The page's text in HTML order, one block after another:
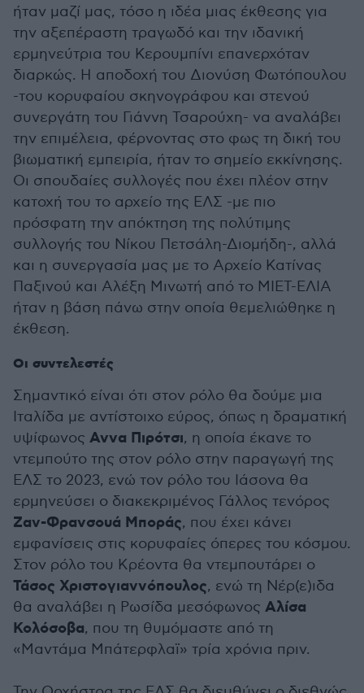
ήταν μαζί μας, τόσο η ιδέα μιας έκθεσης για
την αξεπέραστη τραγωδό και την ιδανική
ερμηνεύτρια του Κερουμπίνι επανερχόταν
διαρκώς. Η αποδοχή του Διονύση Φωτόπουλου
-του κορυφαίου σκηνογράφου και στενού
συνεργάτη του Γιάννη Τσαρούχη- να αναλάβει
την επιμέλεια, φέρνοντας στο φως τη δική του
βιωματική εμπειρία, ήταν το σημείο εκκίνησης.
Οι σπουδαίες συλλογές που έχει πλέον στην
κατοχή του το αρχείο της ΕΛΣ -με πιο
πρόσφατη την απόκτηση της πολύτιμης
συλλογής του Νίκου Πετσάλη-Διομήδη-, αλλά
και η συνεργασία μας με το Αρχείο Κατίνας
Παξινού και Αλέξη Μινωτή από το ΜΙΕΤ-ΕΛΙΑ
ήταν η βάση πάνω στην οποία θεμελιώθηκε η
έκθεση.
Οι συντελεστές
Σημαντικό είναι ότι στον ρόλο θα δούμε μια
Ιταλίδα με αντίστοιχο εύρος, όπως η δραματική
υψίφωνος Αννα Πιρότσι, η οποία έκανε το
ντεμπούτο της στον ρόλο στην παραγωγή της
ΕΛΣ το 2023, ενώ τον ρόλο του Ιάσονα θα
ερμηνεύσει ο διακεκριμένος Γάλλος τενόρος
Ζαν-Φρανσουά Μποράς, που έχει κάνει
εμφανίσεις στις κορυφαίες όπερες του κόσμου.
Στον ρόλο του Κρέοντα θα ντεμπουτάρει ο
Τάσος Χριστογιαννόπουλος, ενώ τη Νέρ(ε)ιδα
θα αναλάβει η Ρωσίδα μεσόφωνος Αλίσα
Κολόσοβα, που τη θυμόμαστε από τη
«Μαντάμα Μπάτερφλαϊ» τρία χρόνια πριν.